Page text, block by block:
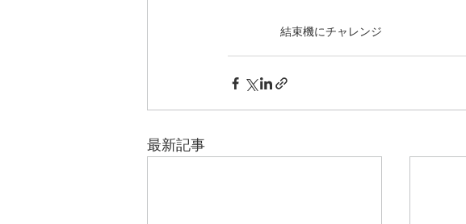
結束機にチャレンジ
最新記事